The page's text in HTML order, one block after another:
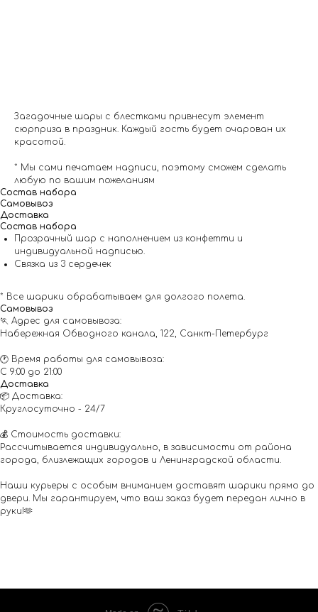
Загадочные шары с блестками привнесут элемент
сюрприза в праздник. Каждый гость будет очарован их
красотой.
* Мы сами печатаем надписи, поэтому сможем сделать
любую по вашим пожеланиям
Состав набора
Самовывоз
Доставка
Состав набора
Прозрачный шар с наполнением из конфетти и
индивидуальной надписью.
Связка из 3 сердечек
* Все шарики обрабатываем для долгого полета.
Самовывоз
🏃 Адрес для самовывоза:
Набережная Обводного канала, 122, Санкт-Петербург
🕐 Время работы для самовывоза:
С 9:00 до 21:00
Доставка
📦 Доставка:
Круглосуточно - 24/7
💰 Стоимость доставки:
Рассчитывается индивидуально, в зависимости от района
города, близлежащих городов и Ленинградской области.
Наши курьеры с особым вниманием доставят шарики прямо до
двери. Мы гарантируем, что ваш заказ будет передан лично в
руки!🫶